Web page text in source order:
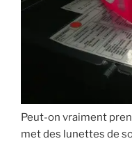
Peut-on vraiment
met des lunettes de